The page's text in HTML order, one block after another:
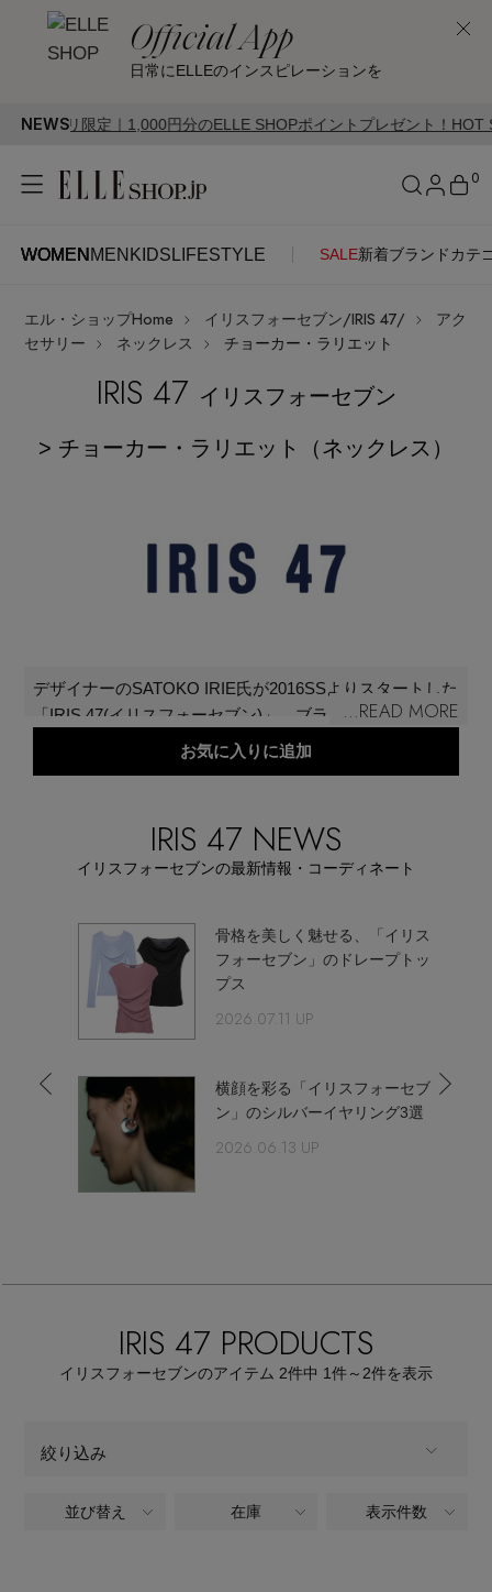
Official App
日常にELLEのインスピレーションを
NEWS
限定｜1,000円分のELLE SHOPポイントプレゼント！HOT STYLE
WOMEN MEN KIDS LIFESTYLE SALE新着ブランド カテ
0
WOMENMENKIDSLIFESTYLE
ITEMS
最旬！トレンドワード
【Tシャツ】デイリーに活躍
【日傘】完全遮光・軽量傘
【サンダル】ビーサンの季節！
【CFCL】注目のPOP-UP
【レース】上品な透け感
【限定】ここでしか買えないアイテム
『ELLE』最新号掲載
SALE
CATEGORY
ウェア
すべてのウェア
ブラウス・シャツ
パンツ
ジャケット
シューズ
すべてのシューズ
バッグ・財布
カゴバッグ
ショルダーバッグ
ストール・マフラー・ケープ
すべてのアクセサリー
ランジェリー
ランジェリー
すべてのスポーツ
ウェア
ログイン
はじめてご利用の方
メールマガジン登録
ご登録はこちら
カスタマーサポート
エル・ショップについて
お知らせ
よくあるご質問
SEE RESULTS
エル・ショップHome イリスフォーセブン/IRIS 47/
アク
セサリー
ネックレス チョーカー・ラリエット
IRIS 47 イリスフォーセブン
> チョーカー・ラリエット（ネックレス）
...READ MORE
デザイナーのSATOKO IRIE氏が2016SSよりスタートした
「IRIS 47(イリスフォーセブン)」。ブランド名のIRISと
は、人類と神々の間を繋げる伝達係として描かれている
自然体の自分を引き立たせるようなジュエリーを提案。
お気に入りに追加
IRIS 47 NEWS
イリスフォーセブンの最新情報・コーディネート
つく
骨格を美しく魅せる、「イリス
フォーセブン」のドレープトッ
プス
2026.07.11 UP
横顔を彩る「イリスフォーセブ
ン」のシルバーイヤリング3選
2026.06.13 UP
IRIS 47 PRODUCTS
イリスフォーセブンのアイテム 2件中 1件～2件を表示
絞り込み
商品タイプ ALL
並び替え 在庫 表示件数